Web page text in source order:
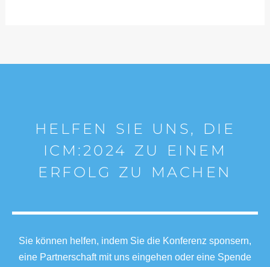
HELFEN SIE UNS, DIE
ICM:2024 ZU EINEM
ERFOLG ZU MACHEN
Sie können helfen, indem Sie die Konferenz sponsern,
eine Partnerschaft mit uns eingehen oder eine Spende